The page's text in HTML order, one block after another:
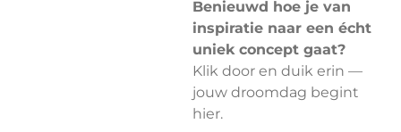
Benieuwd hoe je van
inspiratie naar een écht
uniek concept gaat?
Klik door en duik erin —
jouw droomdag begint
hier.